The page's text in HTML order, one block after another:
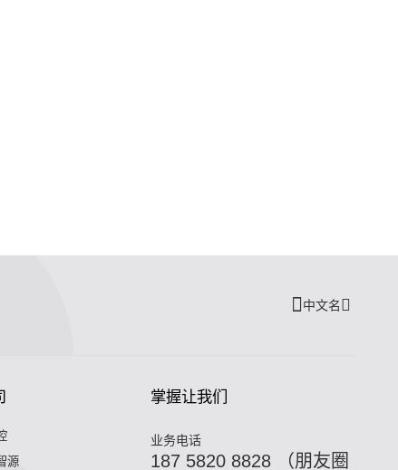
中文名
源
掌握让我们
业务电话
187 5820 8828 （朋友圈